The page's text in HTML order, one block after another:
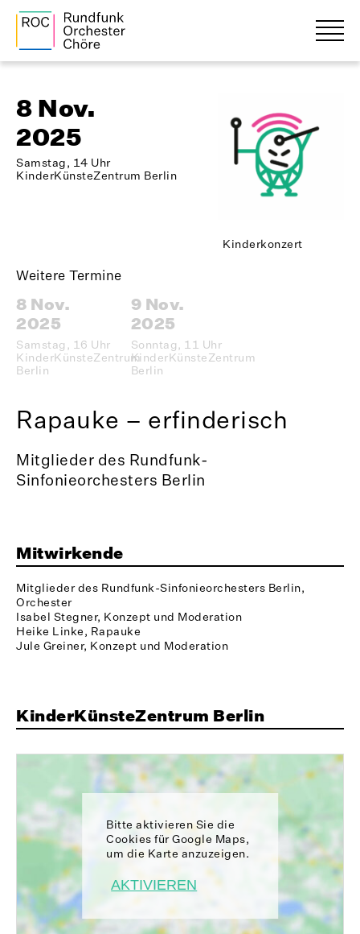
8 Nov.
2025
Samstag, 14 Uhr
KinderKünsteZentrum Berlin
Weitere Termine
8 Nov.
2025
Samstag, 16 Uhr
KinderKünsteZentrum
Berlin
9 Nov.
2025
Sonntag, 11 Uhr
KinderKünsteZentrum
Berlin
Kinderkonzert
Rapauke – erfinderisch
Mitglieder des Rundfunk-
Sinfonieorchesters Berlin
Mitwirkende
Mitglieder des Rundfunk-Sinfonieorchesters Berlin,
Orchester
Isabel Stegner, Konzept und Moderation
Heike Linke, Rapauke
Jule Greiner, Konzept und Moderation
KinderKünsteZentrum Berlin
Bitte aktivieren Sie die
Cookies für Google Maps,
um die Karte anzuzeigen.
AKTIVIEREN